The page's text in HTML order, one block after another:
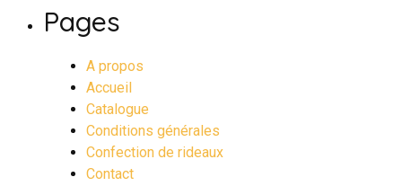
Pages
A propos
Accueil
Catalogue
Conditions générales
Confection de rideaux
Contact